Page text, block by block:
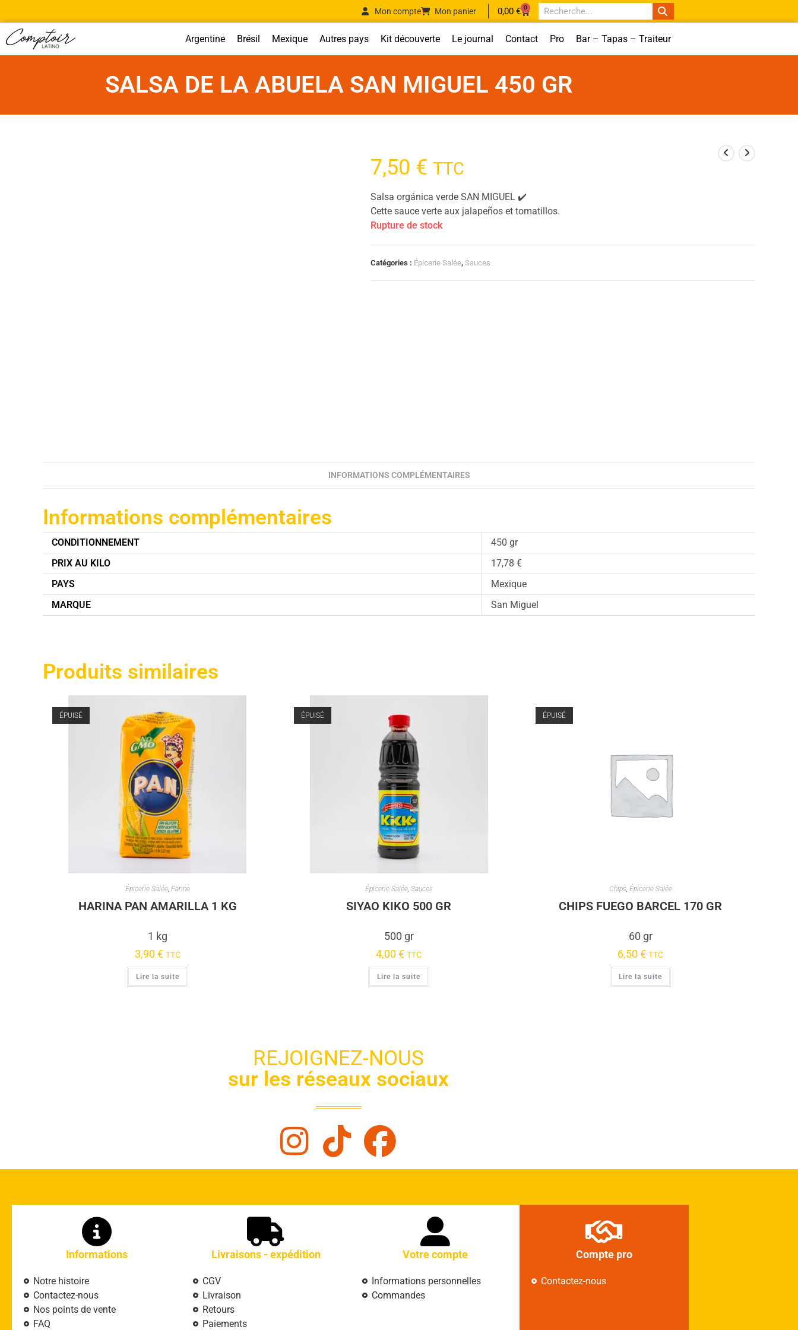
Mon compte Mon panier 0,00 € 0
Argentine Brésil Mexique Autres pays Kit découverte Le journal Contact Pro Bar – Tapas – Traiteur
SALSA DE LA ABUELA SAN MIGUEL 450 GR
7,50 € TTC
Salsa orgánica verde SAN MIGUEL ✔️
Cette sauce verte aux jalapeños et tomatillos.
Rupture de stock
Catégories : Épicerie Salée, Sauces
INFORMATIONS COMPLÉMENTAIRES
Informations complémentaires
CONDITIONNEMENT
450 gr
PRIX AU KILO
17,78 €
PAYS
Mexique
MARQUE
San Miguel
Produits similaires
ÉPUISÉ
Épicerie Salée, Farine
HARINA PAN AMARILLA 1 KG
1 kg
3,90€ TTC
Lire la suite
ÉPUISÉ
Épicerie Salée, Sauces
SIYAO KIKO 500 GR
500 gr
4,00€ TTC
Lire la suite
ÉPUISÉ
Chips, Épicerie Salée
CHIPS FUEGO BARCEL 170 GR
60 gr
6,50€ TTC
Lire la suite
REJOIGNEZ-NOUS
sur les réseaux sociaux
Informations
Notre histoire
Contactez-nous
Nos points de vente
FAQ
Livraisons - expédition
CGV
Livraison
Retours
Paiements
Votre compte
Informations personnelles
Commandes
Compte pro
Contactez-nous